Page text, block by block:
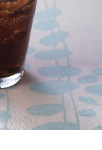
酢
調味料